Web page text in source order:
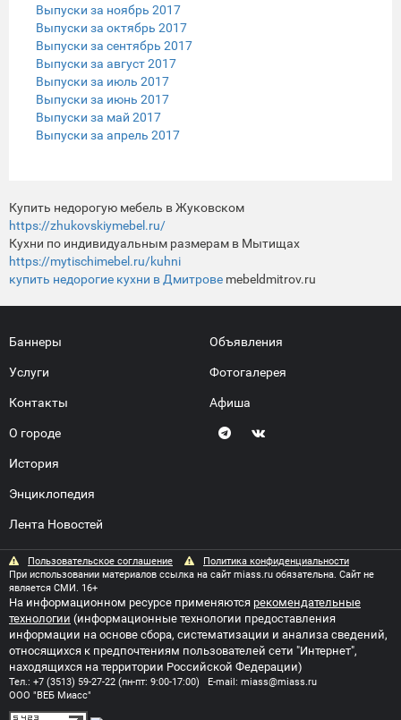
Выпуски за ноябрь 2017
Выпуски за октябрь 2017
Выпуски за сентябрь 2017
Выпуски за август 2017
Выпуски за июль 2017
Выпуски за июнь 2017
Выпуски за май 2017
Выпуски за апрель 2017
Купить недорогую мебель в Жуковском
https://zhukovskiymebel.ru/
Кухни по индивидуальным размерам в Мытищах
https://mytischimebel.ru/kuhni
купить недорогие кухни в Дмитрове mebeldmitrov.ru
Баннеры
Услуги
Контакты
О городе
История
Энциклопедия
Лента Новостей
Объявления
Фотогалерея
Афиша
Пользовательское соглашение
Политика конфиденциальности
При использовании материалов ссылка на сайт miass.ru обязательна. Сайт не
является СМИ. 16+
На информационном ресурсе применяются рекомендательные
технологии (информационные технологии предоставления
информации на основе сбора, систематизации и анализа сведений,
относящихся к предпочтениям пользователей сети "Интернет",
находящихся на территории Российской Федерации)
Тел.: +7 (3513) 59-27-22 (пн-пт: 9:00-17:00) E-mail: miass@miass.ru
ООО "ВЕБ Миасс"